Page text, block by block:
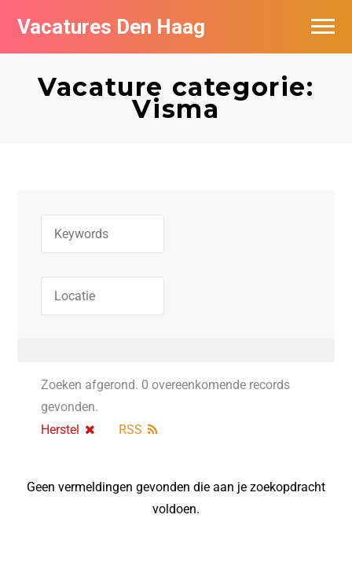
Vacatures Den Haag
Vacature categorie:
Visma
Zoeken afgerond. 0 overeenkomende records
gevonden.
Herstel
RSS
Geen vermeldingen gevonden die aan je zoekopdracht
voldoen.
Vacatures per bedrijf in Den Haag
Populair